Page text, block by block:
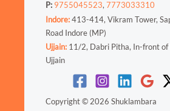
P: 9755045523, 7773033310
Indore:413-414, Vikram Tower,
Road Indore (MP)
Ujjain: 11/2, Dabri Pitha, In-front of
Ujjain
Copyright © 2026 Shuklambara